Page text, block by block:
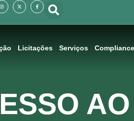
I
n
s
t
g
X
-
t
w
t
F
a
c
e
o
Licitações Serviços Compliance